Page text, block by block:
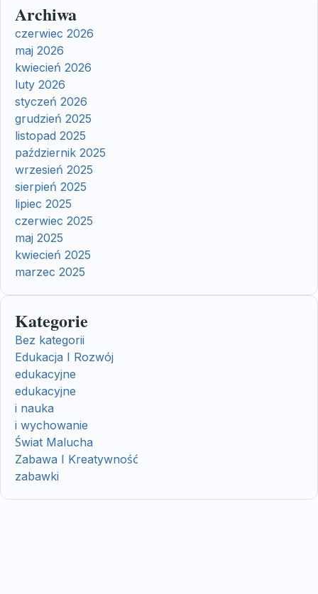
Archiwa
czerwiec 2026
maj 2026
kwiecień 2026
luty 2026
styczeń 2026
grudzień 2025
listopad 2025
październik 2025
wrzesień 2025
sierpień 2025
lipiec 2025
czerwiec 2025
maj 2025
kwiecień 2025
marzec 2025
Kategorie
Bez kategorii
Edukacja I Rozwój
edukacyjne
edukacyjne
i nauka
i wychowanie
Świat Malucha
Zabawa I Kreatywność
zabawki